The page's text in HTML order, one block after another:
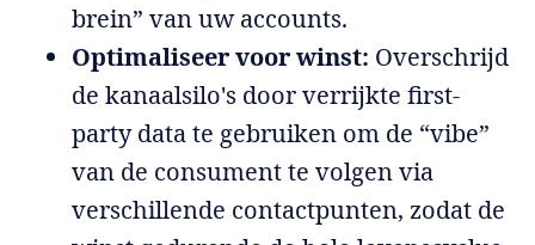
brein” van uw accounts.
Optimaliseer voor winst: Overschrijd
de kanaalsilo's door verrijkte first-
party data te gebruiken om de “vibe”
van de consument te volgen via
verschillende contactpunten, zodat de